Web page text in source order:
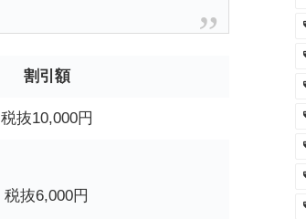
割引額
税抜10,000円
税抜6,000円